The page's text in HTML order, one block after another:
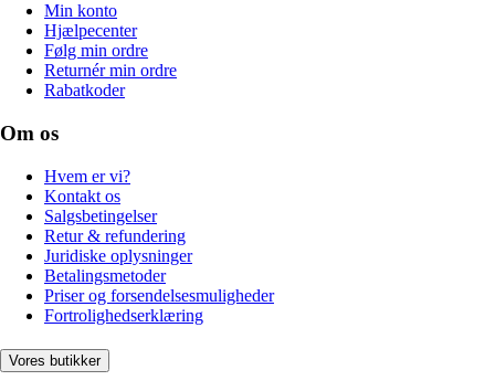
Min konto
Hjælpecenter
Følg min ordre
Returnér min ordre
Rabatkoder
Om os
Hvem er vi?
Kontakt os
Salgsbetingelser
Retur & refundering
Juridiske oplysninger
Betalingsmetoder
Priser og forsendelsesmuligheder
Fortrolighedserklæring
Vores butikker